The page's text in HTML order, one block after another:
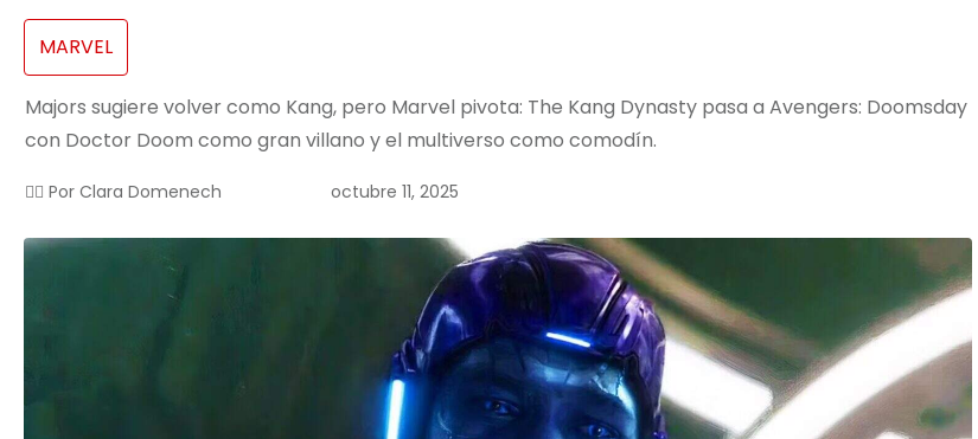
MARVEL
Majors sugiere volver como Kang, pero Marvel pivota: The Kang Dynasty pasa a Avengers: Doomsday
con Doctor Doom como gran villano y el multiverso como comodín.
✍🏻 Por Clara Domenech octubre 11, 2025